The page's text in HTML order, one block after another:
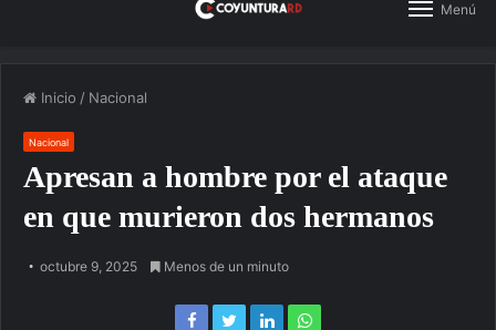
Menú
Inicio / Nacional
Nacional
Apresan a hombre por el ataque
en que murieron dos hermanos
octubre 9, 2025 Menos de un minuto